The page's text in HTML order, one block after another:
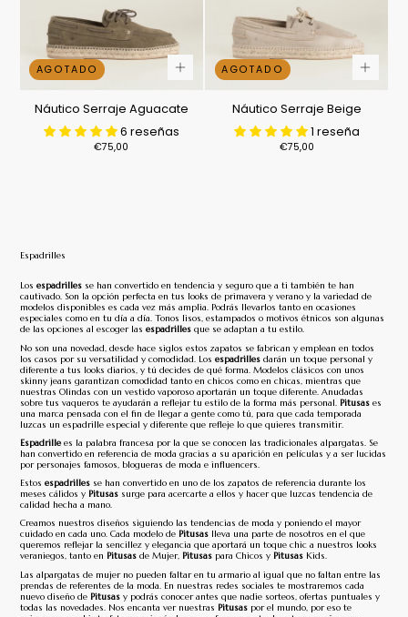
AGOTADO
Náutico Serraje Aguacate
6 reseñas
Precio
€75,00
AGOTADO
Náutico Serraje Beige
1 reseña
Precio
€75,00
Espadrilles
Los espadrillesse han convertido en tendencia y seguro que a ti también te han
cautivado. Son la opción perfecta en tus looks de primavera y verano y la variedad de
modelos disponibles es cada vez más amplia. Podrás llevarlos tanto en ocasiones
especiales como en tu día a día. Tonos lisos, estampados o motivos étnicos son algunas
de las opciones al escoger las espadrillesque se adaptan a tu estilo.
No son una novedad, desde hace siglos estos zapatos se fabrican y emplean en todos
los casos por su versatilidad y comodidad. Los espadrillesdarán un toque personal y
diferente a tus looks diarios, y tú decides de qué forma. Modelos clásicos con unos
skinny jeans garantizan comodidad tanto en chicos como en chicas, mientras que
nuestras Olindas con un vestido vaporoso aportarán un toque diferente. Anudadas
sobre tus vaqueros te ayudarán a reflejar tu estilo de la forma más personal. Pitusases
una marca pensada con el fin de llegar a gente como tú, para que cada temporada
luzcas un espadrille especial y diferente que refleje lo que quieres transmitir.
Espadrillees la palabra francesa por la que se conocen las tradicionales alpargatas. Se
han convertido en referencia de moda gracias a su aparición en películas y a ser lucidas
por personajes famosos, blogueras de moda e influencers.
Estos espadrillesse han convertido en uno de los zapatos de referencia durante los
meses cálidos y Pitusassurge para acercarte a ellos y hacer que luzcas tendencia de
calidad hecha a mano.
Creamos nuestros diseños siguiendo las tendencias de moda y poniendo el mayor
cuidado en cada uno. Cada modelo de Pitusaslleva una parte de nosotros en el que
queremos reflejar la sencillez y elegancia que aportará un toque chic a nuestros looks
veraniegos, tanto en Pitusasde Mujer, Pitusaspara Chicos y PitusasKids.
Las alpargatas de mujer no pueden faltar en tu armario al igual que no faltan entre las
prendas de referentes de la moda. En nuestras redes sociales te mostraremos cada
nuevo diseño de Pitusasy podrás conocer antes que nadie sorteos, ofertas puntuales y
todas las novedades. Nos encanta ver nuestras Pitusaspor el mundo, por eso te